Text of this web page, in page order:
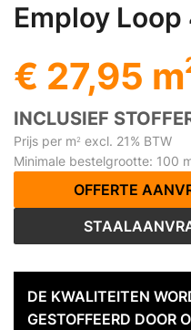
Employ
€ 27,95 m
INCLUSIEF
Prijs per m2 excl. 21% BTW
Minimale bestelgrootte: 100
OFFERTE
DE KWALITEITEN
GESTOFFEERD DOOR